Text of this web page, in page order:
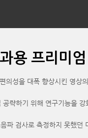
용 프리미
의성을 대폭 향상시킨 영
공략하기 위해 연구기능을
검사로 측정하지 못했던